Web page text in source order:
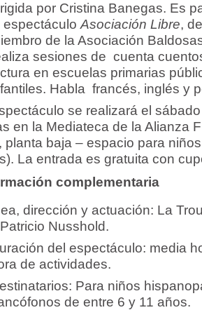
por Cristina Banegas. Es
espectáculo Asociación Libre,
de la Asociación
sesiones de cuenta
en escuelas primarias
Habla francés, inglés y
se realizará el
en la Mediateca de la Alianza
planta baja – espacio para
La entrada es gratuita con
complementaria
dirección y actuación: La
Nusshold.
del espectáculo: media
de actividades.
Para niños
de entre 6 y 11 años.